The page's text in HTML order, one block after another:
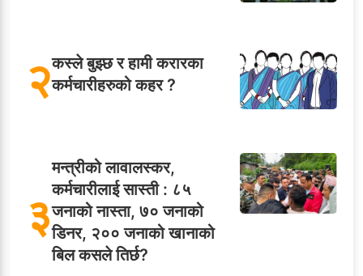
२कस्ले बुझ्छ र हामी करारका
कर्मचारीहरुको कहर ?
३
मन्त्रीको लावालस्कर,
कर्मचारीलाई सास्ती : ८५
जनाको नास्ता, ७० जनाको
डिनर, २०० जनाको खानाको
बिल कसले तिर्छ?